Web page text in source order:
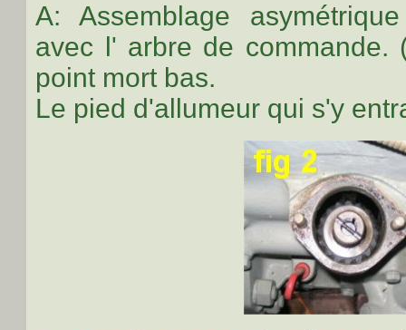
A: Assemblage
avec l' arbre de commande.
point mort bas.
Le pied d'allumeur qui s'y